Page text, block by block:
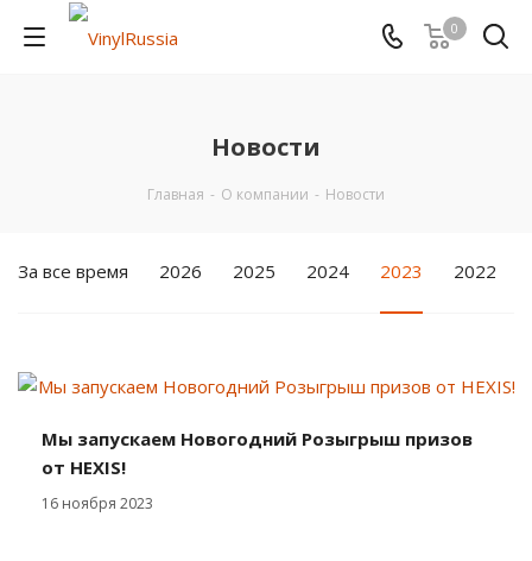
0
Новости
Главная - О компании - Новости
За все время 2026 2025 2024 2023 2022
Мы запускаем Новогодний Розыгрыш призов
от HEXIS!
16 ноября 2023